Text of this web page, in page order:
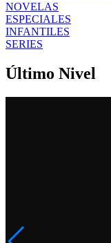
NOVELAS
ESPECIALES
INFANTILES
SERIES
Último Nivel